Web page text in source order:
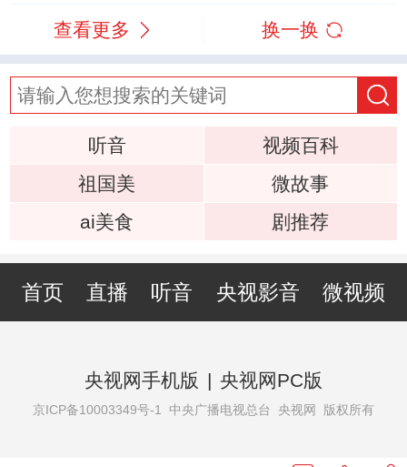
查看更多 换一换
听音
视频百科
祖国美
微故事
ai美食
剧推荐
首页 直播 听音 央视影音 微视频
央视网手机版 | 央视网PC版
京ICP备10003349号-1 中央广播电视总台 央视网 版权所有